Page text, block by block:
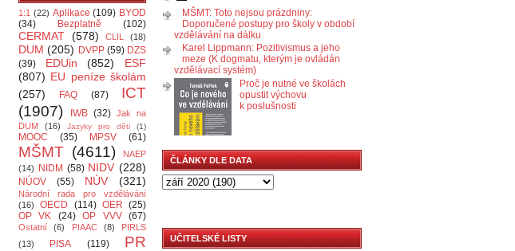
1:1 (22) Aplikace (109) BYOD
(34)
Bezplatně (102)
CERMAT (578) CLIL (18)
DUM (205) DVPP (59) DZS
(39)
EDUin (852)
ESF
(807) EU peníze školám
(257)
FAQ (87)
ICT
(1907)
IWB (32) Jak na
DUM
(16) Jazyky pro děti (1)
MOOC (35) MPSV (61)
MŠMT (4611)
NAEP
(14)
NIDM (58) NIDV (228)
NÚOV (55) NÚV (321)
Národní rada pro vzdělávání
(16)
OECD (114) OER (25)
OP VK
(24) OP VVV (67)
Ostatní (6) PIAAC (8)
PIRLS
(13)
PISA (119)
PR
MŠMT: Toto nejsou prázdniny:
Doporučené postupy pro školy v období
vzdělávání na dálku
Karel Lippmann: Pozitivismus a jeho
meze (K dogmatu, kterým je ovládán
vzdělávací systém)
Proč je nutné ve školách
opustit výchovu
k poslušnosti
ČLÁNKY DLE DATA
UČITELSKÉ LISTY